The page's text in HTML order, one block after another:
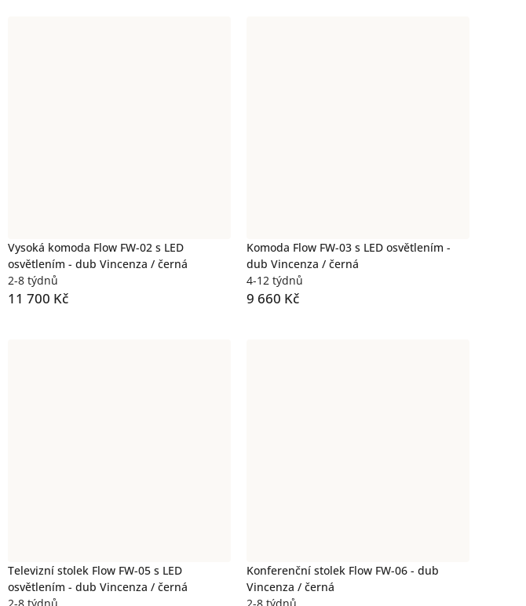
Vysoká komoda Flow FW-02 s LED
osvětlením - dub Vincenza / černá
2-8 týdnů
11 700 Kč
Komoda Flow FW-03 s LED osvětlením -
dub Vincenza / černá
4-12 týdnů
9 660 Kč
Televizní stolek Flow FW-05 s LED
osvětlením - dub Vincenza / černá
Konferenční stolek Flow FW-06 - dub
Vincenza / černá